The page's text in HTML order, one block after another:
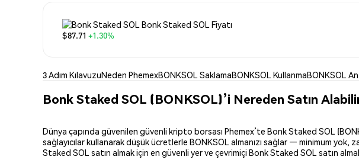
Bonk Staked SOL Fiyatı
$87.71 +1.30%
3 Adım KılavuzuNeden PhemexBONKSOL SaklamaBONKSOL KullanmaBONKSOL
Bonk Staked SOL (BONKSOL)’i Nereden Satın
Dünya çapında güvenilen güvenli kripto borsası Phemex’te Bonk Staked SOL
sağlayıcılar kullanarak düşük ücretlerle BONKSOL almanızı sağlar — minimum
Staked SOL satın almak için en güvenli yer ve çevrimiçi Bonk Staked SOL satın